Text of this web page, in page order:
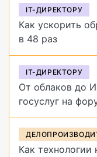
IT-ДИРЕКТОРУ
Как ускорить
в 48 раз
IT-ДИРЕКТОРУ
От облаков до
госуслуг на
Как